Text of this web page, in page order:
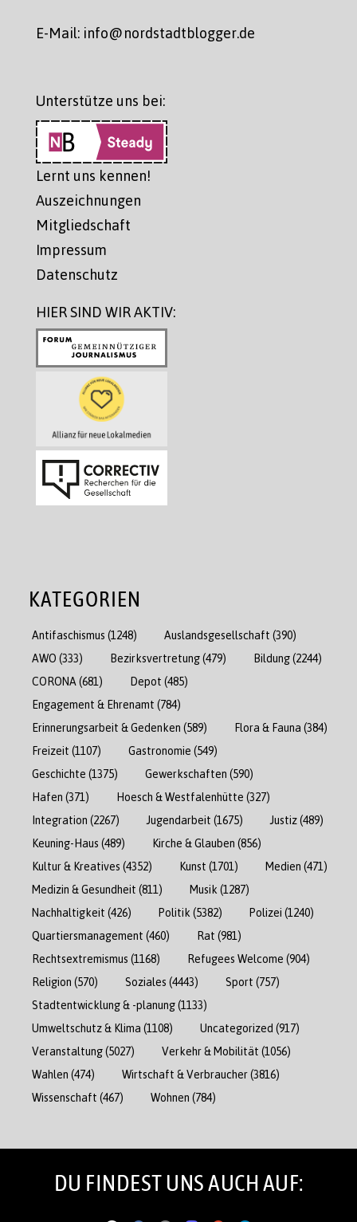
E-Mail: info@nordstadtblogger.de
Unterstütze uns bei:
Lernt uns kennen!
Auszeichnungen
Mitgliedschaft
Impressum
Datenschutz
HIER SIND WIR AKTIV:
KATEGORIEN
Antifaschismus (1248) Auslandsgesellschaft (390)
AWO (333) Bezirksvertretung(479) Bildung(2244)
CORONA (681) Depot (485)
Engagement & Ehrenamt (784)
Erinnerungsarbeit & Gedenken (589) Flora & Fauna (384)
Freizeit (1107) Gastronomie (549)
Geschichte (1375) Gewerkschaften (590)
Hafen (371) Hoesch & Westfalenhütte (327)
Integration (2267) Jugendarbeit (1675) Justiz(489)
Keuning-Haus (489) Kirche & Glauben (856)
Kultur & Kreatives (4352) Kunst (1701) Medien (471)
Medizin & Gesundheit (811) Musik (1287)
Nachhaltigkeit (426) Politik (5382) Polizei (1240)
Quartiersmanagement (460) Rat (981)
Rechtsextremismus (1168) Refugees Welcome (904)
Religion (570) Soziales (4443) Sport (757)
Stadtentwicklung & -planung(1133)
Umweltschutz & Klima (1108) Uncategorized (917)
Veranstaltung(5027) Verkehr & Mobilität (1056)
Wahlen (474) Wirtschaft & Verbraucher(3816)
Wissenschaft (467) Wohnen (784)
DU FINDEST UNS AUCH AUF: